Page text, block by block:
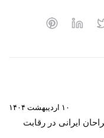
۱۰ اردیبهشت ۱۴۰۴
ایرانی در رقابت